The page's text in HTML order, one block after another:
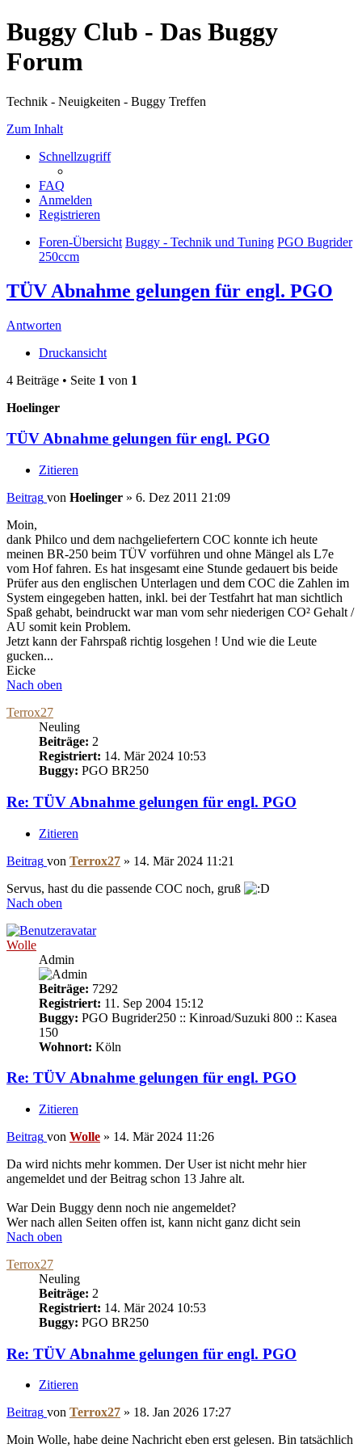
Buggy Club - Das Buggy
Forum
Technik - Neuigkeiten - Buggy Treffen
Zum Inhalt
Schnellzugriff
FAQ
Anmelden
Registrieren
Foren-Übersicht Buggy - Technik und Tuning PGO Bugrider
250ccm
TÜV Abnahme gelungen für engl. PGO
Antworten
Druckansicht
4 Beiträge • Seite 1 von 1
Hoelinger
TÜV Abnahme gelungen für engl. PGO
Zitieren
Beitrag von Hoelinger » 6. Dez 2011 21:09
Moin,
dank Philco und dem nachgeliefertern COC konnte ich heute
meinen BR-250 beim TÜV vorführen und ohne Mängel als L7e
vom Hof fahren. Es hat insgesamt eine Stunde gedauert bis beide
Prüfer aus den englischen Unterlagen und dem COC die Zahlen im
System eingegeben hatten, inkl. bei der Testfahrt hat man sichtlich
Spaß gehabt, beindruckt war man vom sehr niederigen CO² Gehalt /
AU somit kein Problem.
Jetzt kann der Fahrspaß richtig losgehen ! Und wie die Leute
gucken...
Eicke
Nach oben
Terrox27
Neuling
Beiträge: 2
Registriert: 14. Mär 2024 10:53
Buggy: PGO BR250
Re: TÜV Abnahme gelungen für engl. PGO
Zitieren
Beitrag von Terrox27 » 14. Mär 2024 11:21
Servus, hast du die passende COC noch, gruß
Nach oben
Wolle
Admin
Beiträge: 7292
Registriert: 11. Sep 2004 15:12
Buggy: PGO Bugrider250 :: Kinroad/Suzuki 800 :: Kasea
150
Wohnort: Köln
Re: TÜV Abnahme gelungen für engl. PGO
Zitieren
Beitrag von Wolle » 14. Mär 2024 11:26
Da wird nichts mehr kommen. Der User ist nicht mehr hier
angemeldet und der Beitrag schon 13 Jahre alt.
War Dein Buggy denn noch nie angemeldet?
Wer nach allen Seiten offen ist, kann nicht ganz dicht sein
Nach oben
Terrox27
Neuling
Beiträge: 2
Registriert: 14. Mär 2024 10:53
Buggy: PGO BR250
Re: TÜV Abnahme gelungen für engl. PGO
Zitieren
Beitrag von Terrox27 » 18. Jan 2026 17:27
Moin Wolle, habe deine Nachricht eben erst gelesen. Bin tatsächlich